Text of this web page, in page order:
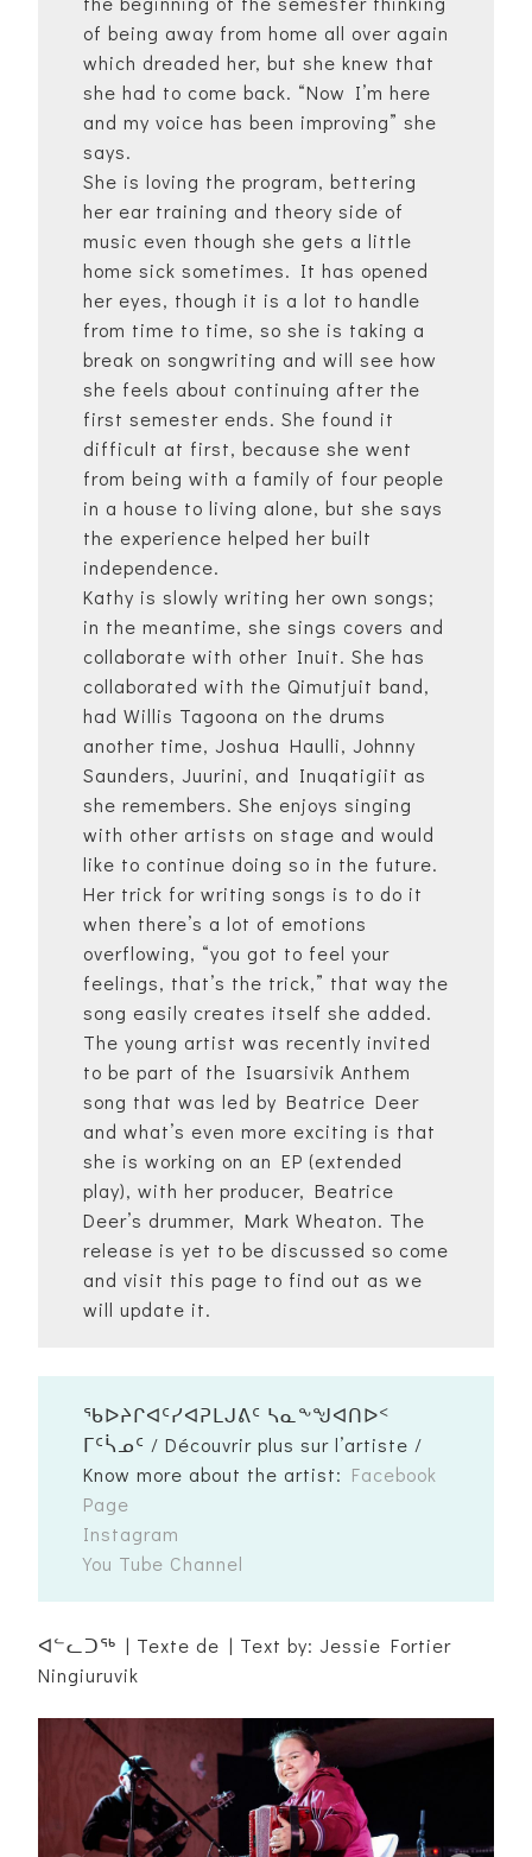
of being away from home all over again
which dreaded her, but she knew that
she had to come back. “Now I’m here
and my voice has been improving” she
says.
She is loving the program, bettering
her ear training and theory side of
music even though she gets a little
home sick sometimes. It has opened
her eyes, though it is a lot to handle
from time to time, so she is taking a
break on songwriting and will see how
she feels about continuing after the
first semester ends. She found it
difficult at first, because she went
from being with a family of four people
in a house to living alone, but she says
the experience helped her built
independence.
Kathy is slowly writing her own songs;
in the meantime, she sings covers and
collaborate with other Inuit. She has
collaborated with the Qimutjuit band,
had Willis Tagoona on the drums
another time, Joshua Haulli, Johnny
Saunders, Juurini, and Inuqatigiit as
she remembers. She enjoys singing
with other artists on stage and would
like to continue doing so in the future.
Her trick for writing songs is to do it
when there’s a lot of emotions
overflowing, “you got to feel your
feelings, that’s the trick,” that way the
song easily creates itself she added.
The young artist was recently invited
to be part of the Isuarsivik Anthem
song that was led by Beatrice Deer
and what’s even more exciting is that
she is working on an EP (extended
play), with her producer, Beatrice
Deer’s drummer, Mark Wheaton. The
release is yet to be discussed so come
and visit this page to find out as we
will update it.
ᖃᐅᔨᒋᐊᑦᓯᐊᕈᒪᒍᕕᑦ ᓴᓇᖕᖑᐊᑎᐅᑉ
ᒥᑦᓵᓄᑦ / Découvrir plus sur l’artiste /
Know more about the artist: Facebook
Page
Instagram
You Tube Channel
ᐊᓪᓚᑐᖅ | Texte de | Text by: Jessie Fortier
Ningiuruvik